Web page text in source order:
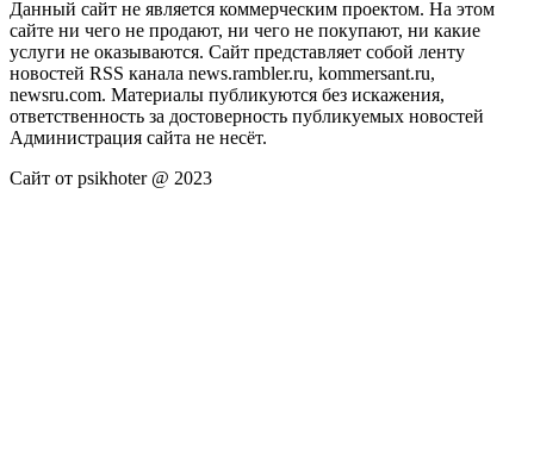
Данный сайт не является коммерческим проектом. На этом
сайте ни чего не продают, ни чего не покупают, ни какие
услуги не оказываются. Сайт представляет собой ленту
новостей RSS канала news.rambler.ru, kommersant.ru,
newsru.com. Материалы публикуются без искажения,
ответственность за достоверность публикуемых новостей
Администрация сайта не несёт.
Сайт от psikhoter @ 2023